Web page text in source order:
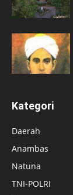
Kategori
Daerah
Anambas
Natuna
TNI-POLRI